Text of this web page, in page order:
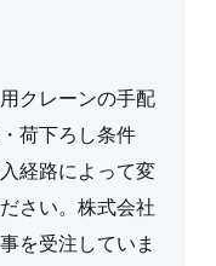
クレーンの手配
荷下ろし条件
経路によって変
さい。株式会社
を受注していま